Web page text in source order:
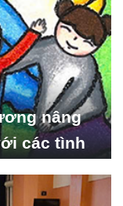
nâng
các tình